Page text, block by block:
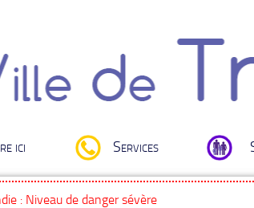
ici Services
: Niveau de danger sévère